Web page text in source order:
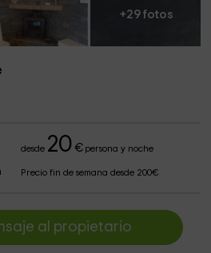
+29 fotos
desde 20 €persona y noche
Precio fin de semana desde 200€
al propietario